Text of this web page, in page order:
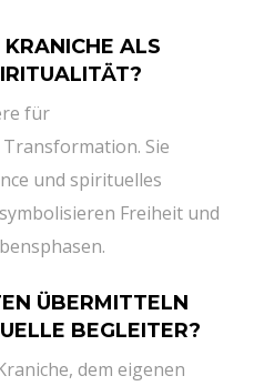
ALS
für
Sie⁢
und spirituelles
Freiheit und
ÜBERMITTELN
BEGLEITER?
⁢dem eigenen